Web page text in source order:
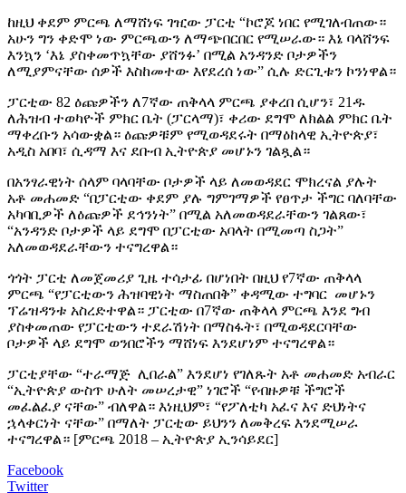
ከዚህ ቀደም ምርጫ ለማሸነፍ ገዢው ፓርቲ “ኮሮጆ ነበር የሚገለብጠው።
አሁን ግን ቀድሞ ነው ምርጫውን ለማጭበርበር የሚሠራው። እኔ ባላሸንፍ
እንኳን ‘እኔ ያስቀመጥኳቸው ያሸንፉ’ በሚል አንዳንድ ቦታዎችን
ለሚያምናቸው ሰዎች እስከመተው እየደረሰ ነው” ሲሉ ድርጊቱን ኮንነዋል።
ፓርቲው 82 ዕጩዎችን ለ7ኛው ጠቅላላ ምርጫ ያቀረበ ሲሆን፣ 21ዱ
ለሕዝብ ተወካዮች ምክር ቤት (ፓርላማ)፣ ቀሪው ደግሞ ለክልል ምክር ቤት
ማቀረቡን አሳውቋል። ዕጩዎቹም የሚወዳደሩት በማዕከላዊ ኢትዮጵያ፣
አዲስ አበባ፣ ሲዳማ እና ደቡብ ኢትዮጵያ መሆኑን ገልጿል።
በአንፃራዊነት ሰላም ባላባቸው ቦታዎች ላይ ለመወዳደር ሞክረናል ያሉት
አቶ መሐመድ “በፓርቲው ቀደም ያሉ ግምገማዎች የፀጥታ ችግር ባለባቸው
አካባቢዎች ለዕጩዎች ደኅንነት” በሚል አለመወዳደራቸውን ገልጸው፣
“አንዳንድ ቦታዎች ላይ ደግሞ በፓርቲው አባላት በሚመጣ ስጋት”
አለመወዳደራቸውን ተናግረዋል።
ጎጎት ፓርቲ ለመጀመሪያ ጊዜ ተሳታፊ በሆነበት በዚህ የ7ኛው ጠቅላላ
ምርጫ “የፓርቲውን ሕዝባዊነት ማስጠበቅ” ቀዳሚው ተግባር መሆኑን
ፕሬዝዳንቱ አስረድተዋል። ፓርቲው በ7ኛው ጠቅላላ ምርጫ እንደ ግብ
ያስቀመጠው የፓርቲውን ተደራሽነት በማስፋት፣ በሚወዳደርባቸው
ቦታዎች ላይ ደግሞ ወንበሮችን ማሸነፍ እንደሆነም ተናግረዋል።
ፓርቲያቸው “ተራማጅ ሊበራል” እንደሆነ የገለጹት አቶ መሐመድ አብራር
“ኢትዮጵያ ውስጥ ሁለት መሠረታዊ” ነገሮች “የብዙዎቹ ችግሮች
መፈልፈያ ናቸው” ብለዋል። እነዚህም፣ “የፖለቲካ አፈና እና ድህነትና
ኋላቀርነት ናቸው” በማለት ፓርቲው ይህንን ለመቅረፍ እንደሚሠራ
ተናግረዋል። [ምርጫ 2018 – ኢትዮጵያ ኢንሳይደር]
Facebook
Twitter